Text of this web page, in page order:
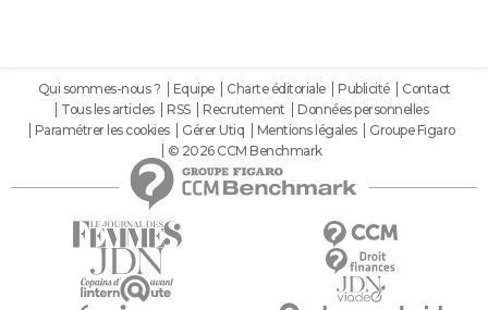
Qui sommes-nous ? Equipe Charte éditoriale Publicité
Contact
Tous les articles
RSS Recrutement
Données personnelles
Paramétrer les cookies
Gérer Utiq Mentions légales
Groupe Figaro
© 2026 CCM Benchmark